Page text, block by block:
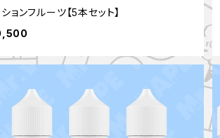
ョンフルーツ【5本セット】